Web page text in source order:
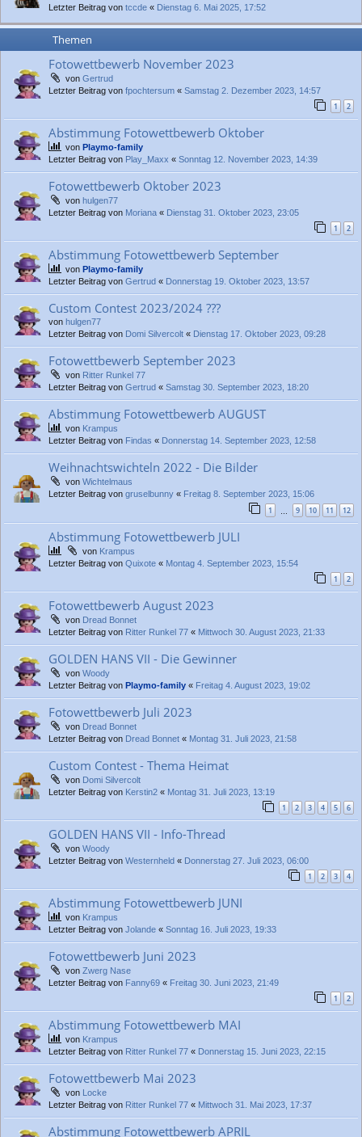
Letzter Beitrag von tccde « Dienstag 6. Mai 2025, 17:52
Themen
Fotowettbewerb November 2023
von Gertrud
Letzter Beitrag von fpochtersum « Samstag 2. Dezember 2023, 14:57
1 2
Abstimmung Fotowettbewerb Oktober
von Playmo-family
Letzter Beitrag von Play_Maxx « Sonntag 12. November 2023, 14:39
Fotowettbewerb Oktober 2023
von hulgen77
Letzter Beitrag von Moriana « Dienstag 31. Oktober 2023, 23:05
1 2
Abstimmung Fotowettbewerb September
von Playmo-family
Letzter Beitrag von Gertrud « Donnerstag 19. Oktober 2023, 13:57
Custom Contest 2023/2024 ???
von hulgen77
Letzter Beitrag von Domi Silvercolt « Dienstag 17. Oktober 2023, 09:28
Fotowettbewerb September 2023
von Ritter Runkel 77
Letzter Beitrag von Gertrud « Samstag 30. September 2023, 18:20
Abstimmung Fotowettbewerb AUGUST
von Krampus
Letzter Beitrag von Findas « Donnerstag 14. September 2023, 12:58
Weihnachtswichteln 2022 - Die Bilder
von Wichtelmaus
Letzter Beitrag von gruselbunny « Freitag 8. September 2023, 15:06
1 9 10 11 12
Abstimmung Fotowettbewerb JULI
von Krampus
Letzter Beitrag von Quixote « Montag 4. September 2023, 15:54
1 2
Fotowettbewerb August 2023
von Dread Bonnet
Letzter Beitrag von Ritter Runkel 77 « Mittwoch 30. August 2023, 21:33
GOLDEN HANS VII - Die Gewinner
von Woody
Letzter Beitrag von Playmo-family « Freitag 4. August 2023, 19:02
Fotowettbewerb Juli 2023
von Dread Bonnet
Letzter Beitrag von Dread Bonnet « Montag 31. Juli 2023, 21:58
Custom Contest - Thema Heimat
von Domi Silvercolt
Letzter Beitrag von Kerstin2 « Montag 31. Juli 2023, 13:19
1 2 3 4 5 6
GOLDEN HANS VII - Info-Thread
von Woody
Letzter Beitrag von Westernheld « Donnerstag 27. Juli 2023, 06:00
1 2 3 4
Abstimmung Fotowettbewerb JUNI
von Krampus
Letzter Beitrag von Jolande « Sonntag 16. Juli 2023, 19:33
Fotowettbewerb Juni 2023
von Zwerg Nase
Letzter Beitrag von Fanny69 « Freitag 30. Juni 2023, 21:49
1 2
Abstimmung Fotowettbewerb MAI
von Krampus
Letzter Beitrag von Ritter Runkel 77 « Donnerstag 15. Juni 2023, 22:15
Fotowettbewerb Mai 2023
von Locke
Letzter Beitrag von Ritter Runkel 77 « Mittwoch 31. Mai 2023, 17:37
Abstimmung Fotowettbewerb APRIL